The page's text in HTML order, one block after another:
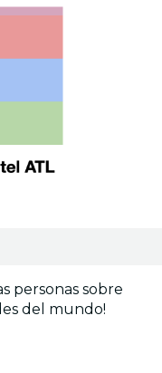
personas sobre
del mundo!